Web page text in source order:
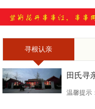
寻根认亲
田氏寻
温馨提示